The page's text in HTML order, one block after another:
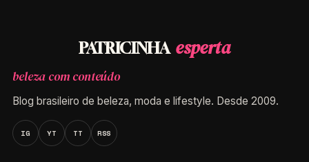
PATRICINHA esperta
beleza com conteúdo
Blog brasileiro de beleza, moda e lifestyle. Desde 2009.
IG YT TT RSS